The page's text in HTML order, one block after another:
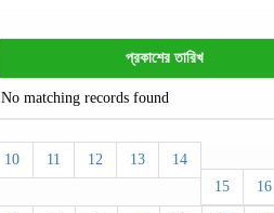
প্রকাশের তারিখ
No matching records found
10 11 12 13
14
15
16